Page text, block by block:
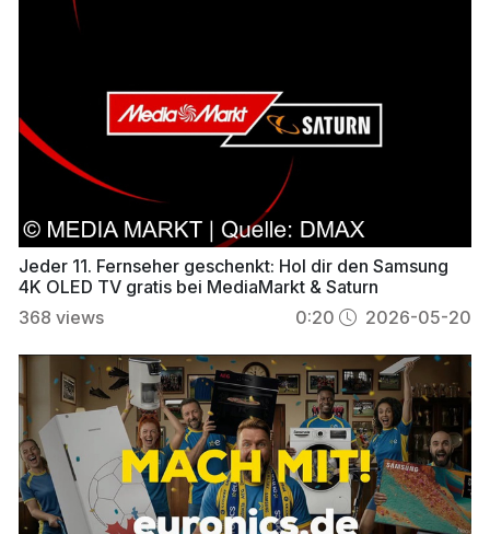
Jeder 11. Fernseher geschenkt: Hol dir den Samsung
4K OLED TV gratis bei MediaMarkt & Saturn
368 views 0:20 2026-05-20